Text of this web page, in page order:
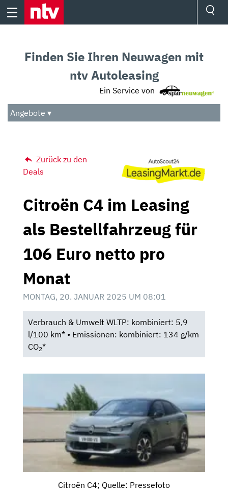
Skip
Audio
Das Beste
Finden Sie Ihren Neuwagen mit
ntv Autoleasing
Ein Service von
Angebote ▾
Zurück zu den
Deals
Citroën C4 im Leasing
als Bestellfahrzeug für
106 Euro netto pro
Monat
MONTAG, 20. JANUAR 2025 UM 08:01
Verbrauch & Umwelt WLTP: kombiniert: 5,9
l/100 km* • Emissionen: kombiniert: 134 g/km
CO2*
Citroën C4; Quelle: Pressefoto